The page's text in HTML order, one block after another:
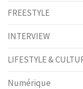
FREESTYLE
INTERVIEW
LIFESTYLE &
Numérique